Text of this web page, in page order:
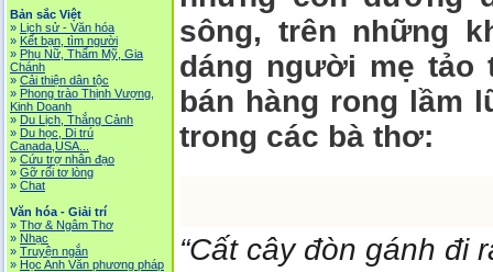
Bản sắc Việt
» Lịch sử - Văn hóa
» Kết bạn, tìm người
» Phụ Nữ, Thẩm Mỹ, Gia
Chánh
» Cải thiện dân tộc
» Phong trào Thịnh Vượng,
Kinh Doanh
» Du Lịch, Thắng Cảnh
» Du học, Di trú
Canada,USA...
» Cứu trợ nhân đạo
» Gỡ rối tơ lòng
» Chat
Văn hóa - Giải trí
» Thơ & Ngâm Thơ
» Nhạc
» Truyện ngắn
» Học Anh Văn phương pháp
sông, trên những
dáng người mẹ
bán hàng rong lầm
trong các bà thơ:
“Cất cây đòn gánh đi